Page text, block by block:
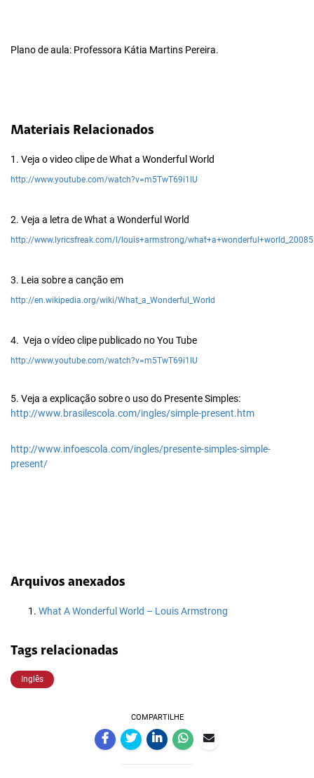
Plano de aula: Professora Kátia Martins Pereira.
Materiais Relacionados
1. Veja o video clipe de What a Wonderful World
http://www.youtube.com/watch?v=m5TwT69i1lU
2. Veja a letra de What a Wonderful World
http://www.lyricsfreak.com/l/louis+armstrong/
3. Leia sobre a canção em
http://en.wikipedia.org/wiki/What_a_Wonderful_World
4. Veja o vídeo clipe publicado no You Tube
http://www.youtube.com/watch?v=m5TwT69i1lU
5. Veja a explicação sobre o uso do Presente Simples:
http://www.brasilescola.com/ingles/simple-present.htm
http://www.infoescola.com/ingles/presente-simples-simple-
present/
Arquivos anexados
What A Wonderful World – Louis Armstrong
Tags relacionadas
Inglês
COMPARTILHE